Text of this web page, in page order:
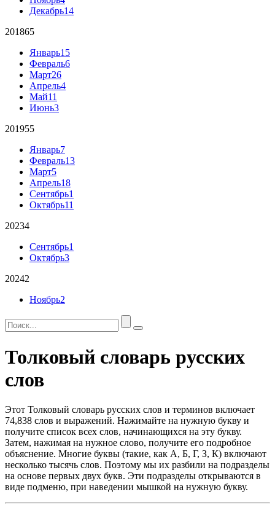
Декабрь14
201865
Январь15
Февраль6
Март26
Апрель4
Май11
Июнь3
201955
Январь7
Февраль13
Март5
Апрель18
Сентябрь1
Октябрь11
20234
Сентябрь1
Октябрь3
20242
Ноябрь2
Толковый словарь русских
слов
Этот Толковый словарь русских слов и терминов включает
74,838 слов и выражений. Нажимайте на нужную букву и
получите список всех слов, начинающихся на эту букву.
Затем, нажимая на нужное слово, получите его подробное
объяснение. Многие буквы (такие, как А, Б, Г, З, К) включают
несколько тысячь слов. Поэтому мы их разбили на подразделы
на основе первых двух букв. Эти подразделы открываются в
виде подменю, при наведении мышкой на нужную букву.